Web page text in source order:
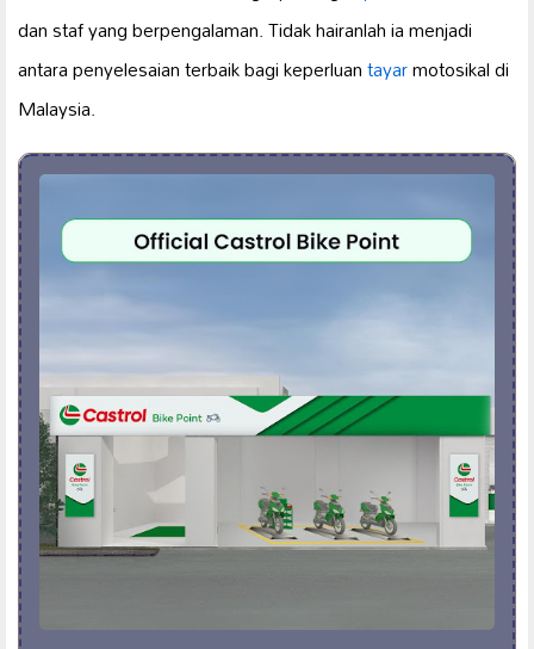
dan staf yang berpengalaman. Tidak hairanlah ia menjadi
antara penyelesaian terbaik bagi keperluantayarmotosikal di
Malaysia.